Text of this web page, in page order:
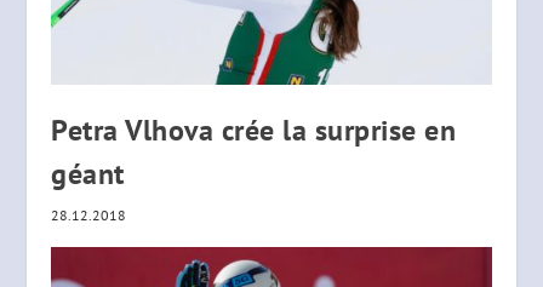
Petra Vlhova crée la surprise en
géant
28.12.2018